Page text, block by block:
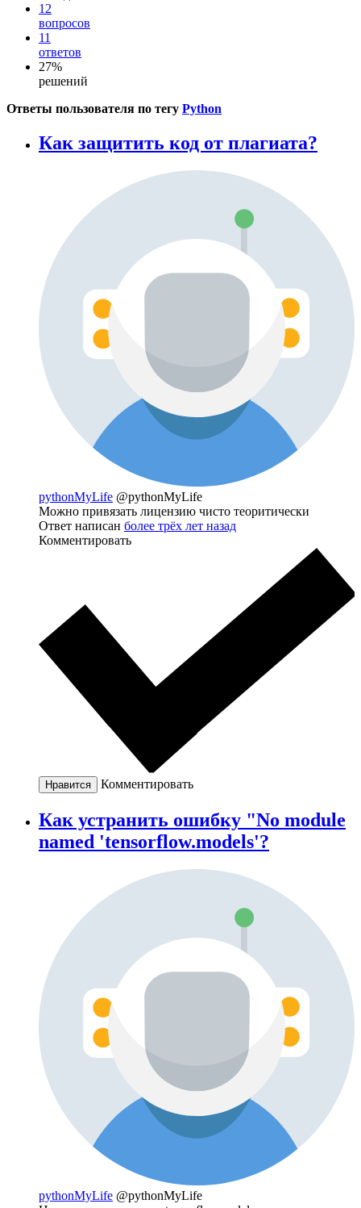
12
вопросов
11
ответов
27%
решений
Ответы пользователя по тегу Python
Как защитить код от плагиата?
pythonMyLife @pythonMyLife
Можно привязать лицензию чисто теоритически
Ответ написан более трёх лет назад
Комментировать
Нравится Комментировать
Как устранить ошибку "No module
named 'tensorflow.models'?
pythonMyLife @pythonMyLife